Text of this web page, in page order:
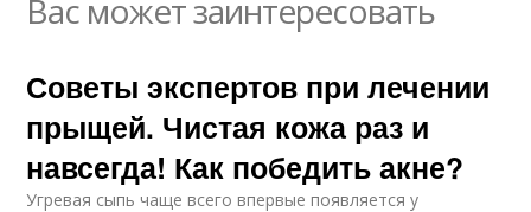
Вас может заинтересовать
Советы экспертов при лечении
прыщей. Чистая кожа раз и
навсегда! Как победить акне?
Угревая сыпь чаще всего впервые появляется у